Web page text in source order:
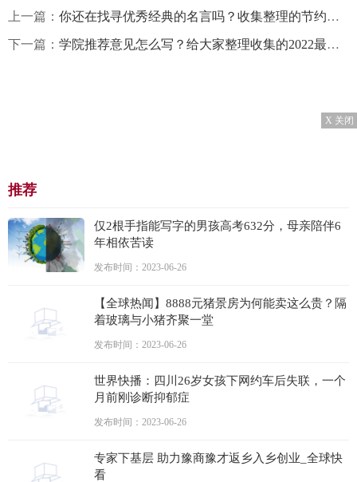
上一篇： 你还在找寻优秀经典的名言吗？收集整理的节约粮食的名言精选250句
下一篇： 学院推荐意见怎么写？给大家整理收集的2022最新学院推荐意见范文
X 关闭
推荐
仅2根手指能写字的男孩高考632分，母亲陪伴6
年相依苦读
发布时间：2023-06-26
【全球热闻】8888元猪景房为何能卖这么贵？隔
着玻璃与小猪齐聚一堂
发布时间：2023-06-26
世界快播：四川26岁女孩下网约车后失联，一个
月前刚诊断抑郁症
发布时间：2023-06-26
专家下基层 助力豫商豫才返乡入乡创业_全球快
看